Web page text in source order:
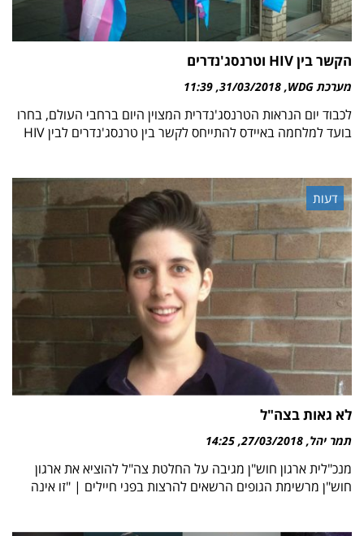
הקשר בין HIV וטרנסג'נדרים
מערכת WDG 31/03/2018
11:39
לכבוד יום הנראות הטרנסג'נדרית המצוין היום ברחבי העולם, בחרו
בועד למלחמה באיידס להתייחס לקשר בין טרנסג'נדרים לבין HIV
דעות
לא גאות בצה"ל
תמר יהל 27/03/2018
14:25
מנכ"לית ארגון חוש"ן מגיבה על החלטת צה"ל להוציא את ארגון
חוש"ן מרשימת הגופים הרשאים להרצות בפני חיילים | "זו אינה